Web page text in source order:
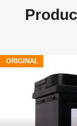
ORIGINAL